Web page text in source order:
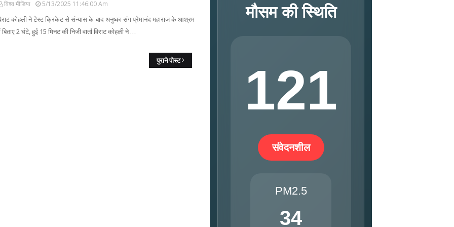
विश्व मीडिया 5/13/2025 11:46:00 Am
कोहली ने टेस्ट क्रिकेट से संन्यास के बाद अनुष्का संग प्रेमानंद महाराज के आश्रम
2 घंटे, हुई 15 मिनट की निजी वार्ता विराट कोहली ने …
पुराने पोस्ट
मौसम की स्थिति
121
संवेदनशील
PM2.5
34